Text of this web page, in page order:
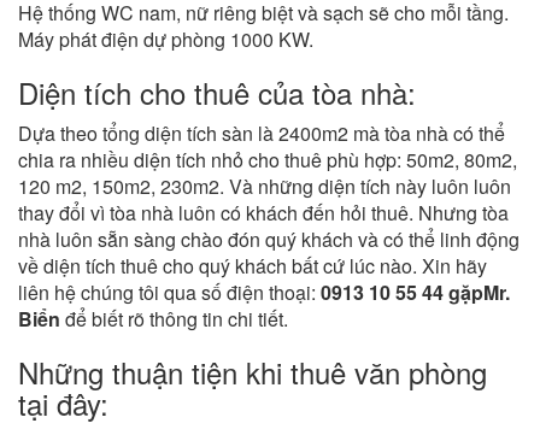
Hệ thống WC nam, nữ riêng biệt và sạch sẽ cho mỗi tầng.
Máy phát điện dự phòng 1000 KW.
Diện tích cho thuê của tòa nhà:
Dựa theo tổng diện tích sàn là 2400m2 mà tòa nhà có thể
chia ra nhiều diện tích nhỏ cho thuê phù hợp: 50m2, 80m2,
120 m2, 150m2, 230m2. Và những diện tích này luôn luôn
thay đổi vì tòa nhà luôn có khách đến hỏi thuê. Nhưng tòa
nhà luôn sẵn sàng chào đón quý khách và có thể linh động
về diện tích thuê cho quý khách bất cứ lúc nào. Xin hãy
liên hệ chúng tôi qua số điện thoại: 0913 10 55 44 gặpMr.
Biển để biết rõ thông tin chi tiết.
Những thuận tiện khi thuê văn phòng
tại đây: